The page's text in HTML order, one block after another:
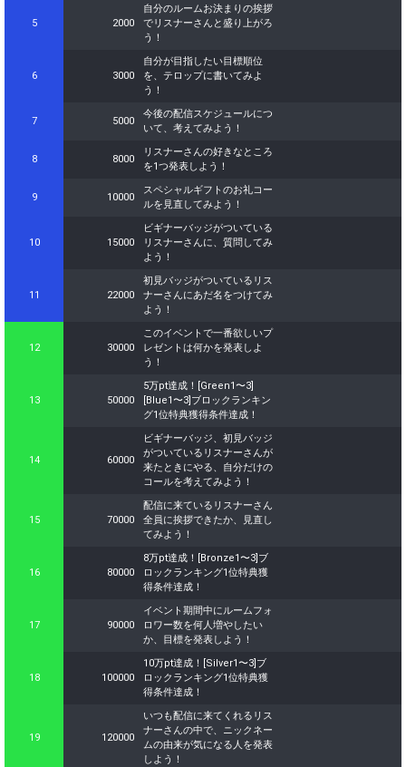
5 2000
自分のルームお決まりの挨拶
でリスナーさんと盛り上がろ
う！
6 3000
自分が目指したい目標順位
を、テロップに書いてみよ
う！
7 5000
今後の配信スケジュールにつ
いて、考えてみよう！
8 8000
リスナーさんの好きなところ
を1つ発表しよう！
9 10000
スペシャルギフトのお礼コー
ルを見直してみよう！
10 15000
ビギナーバッジがついている
リスナーさんに、質問してみ
よう！
11 22000
初見バッジがついているリス
ナーさんにあだ名をつけてみ
よう！
12 30000
このイベントで一番欲しいプ
レゼントは何かを発表しよ
う！
13 50000
5万pt達成！[Green1〜3]
[Blue1〜3]ブロックランキン
グ1位特典獲得条件達成！
14 60000
ビギナーバッジ、初見バッジ
がついているリスナーさんが
来たときにやる、自分だけの
コールを考えてみよう！
15 70000
配信に来ているリスナーさん
全員に挨拶できたか、見直し
てみよう！
16 80000
8万pt達成！[Bronze1〜3]ブ
ロックランキング1位特典獲
得条件達成！
17 90000
イベント期間中にルームフォ
ロワー数を何人増やしたい
か、目標を発表しよう！
18 100000
10万pt達成！[Silver1〜3]ブ
ロックランキング1位特典獲
得条件達成！
19 120000
いつも配信に来てくれるリス
ナーさんの中で、ニックネー
ムの由来が気になる人を発表
しよう！